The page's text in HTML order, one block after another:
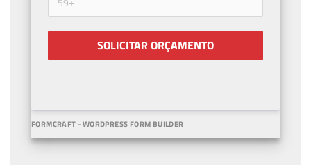
SOLICITAR ORÇAMENTO
FORMCRAFT - WORDPRESS FORM BUILDER